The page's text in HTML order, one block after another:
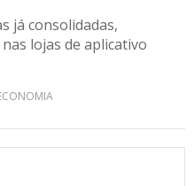
já consolidadas,
lojas de aplicativo